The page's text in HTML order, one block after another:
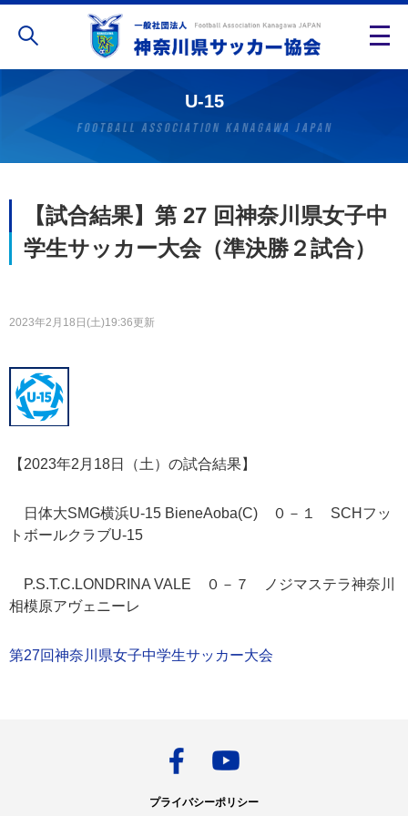
U-15
【試合結果】第 27 回神奈川県女子中
学生サッカー大会（準決勝２試合）
2023年2月18日(土)19:36更新
【2023年2月18日（土）の試合結果】
日体大SMG横浜U-15 BieneAoba(C) ０－１ SCHフッ
トボールクラブU-15
P.S.T.C.LONDRINA VALE ０－７ ノジマステラ神奈川
相模原アヴェニーレ
第27回神奈川県女子中学生サッカー大会
プライバシーポリシー